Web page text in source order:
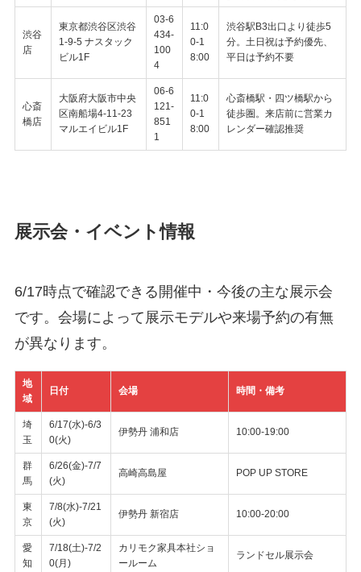
渋谷
店
東京都渋谷区渋谷
1-9-5 ナスタック
ビル1F
03-6
434-
100
4
11:0
0-1
8:00
渋谷駅B3出口より徒歩5
分。土日祝は予約優先、
平日は予約不要
心斎
橋店
大阪府大阪市中央
区南船場4-11-23
マルエイビル1F
06-6
121-
851
1
11:0
0-1
8:00
心斎橋駅・四ツ橋駅から
徒歩圏。来店前に営業カ
レンダー確認推奨
展示会・イベント情報
6/17時点で確認できる開催中・今後の主な展示会
です。会場によって展示モデルや来場予約の有無
が異なります。
地
域
日付 会場 時間・備考
埼
玉
6/17(水)-6/3
0(火)
伊勢丹 浦和店 10:00-19:00
群
馬
6/26(金)-7/7
(火)
高崎高島屋 POP UP STORE
東
京
7/8(水)-7/21
(火)
伊勢丹 新宿店 10:00-20:00
愛
知
7/18(土)-7/2
0(月)
カリモク家具本社ショ
ールーム
ランドセル展示会